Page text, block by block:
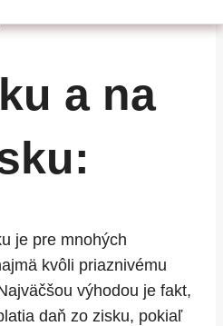
a na
je pre mnohých
kvôli priaznivému
výhodou je fakt,
daň zo zisku, pokiaľ